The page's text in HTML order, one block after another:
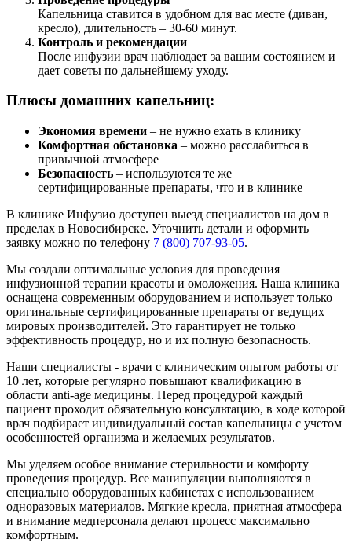
Капельница ставится в удобном для вас месте (диван,
кресло), длительность – 30-60 минут.
Контроль и рекомендации
После инфузии врач наблюдает за вашим состоянием и
дает советы по дальнейшему уходу.
Плюсы домашних капельниц:
Экономия времени – не нужно ехать в клинику
Комфортная обстановка – можно расслабиться в
привычной атмосфере
Безопасность – используются те же
сертифицированные препараты, что и в клинике
В клинике Инфузио доступен выезд специалистов на дом в
пределах в Новосибирске. Уточнить детали и оформить
заявку можно по телефону 7 (800) 707-93-05.
Мы создали оптимальные условия для проведения
инфузионной терапии красоты и омоложения. Наша клиника
оснащена современным оборудованием и использует только
оригинальные сертифицированные препараты от ведущих
мировых производителей. Это гарантирует не только
эффективность процедур, но и их полную безопасность.
Наши специалисты - врачи с клиническим опытом работы от
10 лет, которые регулярно повышают квалификацию в
области anti-age медицины. Перед процедурой каждый
пациент проходит обязательную консультацию, в ходе которой
врач подбирает индивидуальный состав капельницы с учетом
особенностей организма и желаемых результатов.
Мы уделяем особое внимание стерильности и комфорту
проведения процедур. Все манипуляции выполняются в
специально оборудованных кабинетах с использованием
одноразовых материалов. Мягкие кресла, приятная атмосфера
и внимание медперсонала делают процесс максимально
комфортным.